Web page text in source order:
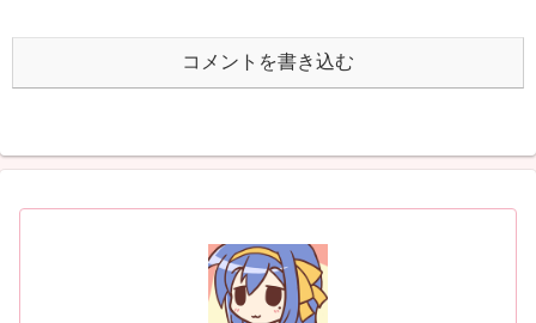
コメントを書き込む